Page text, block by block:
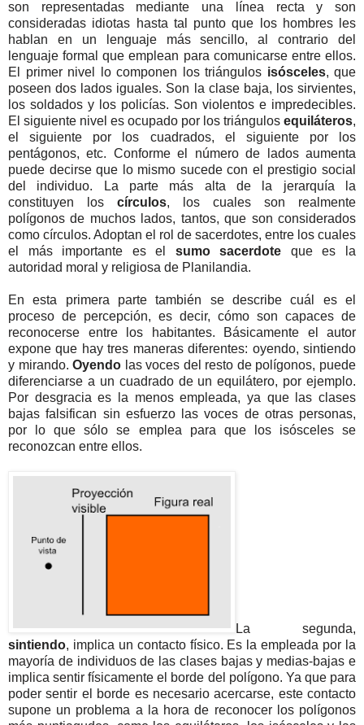
son representadas mediante una línea recta y son
consideradas idiotas hasta tal punto que los hombres les
hablan en un lenguaje más sencillo, al contrario del
lenguaje formal que emplean para comunicarse entre ellos.
El primer nivel lo componen los triángulos isósceles, que
poseen dos lados iguales. Son la clase baja, los sirvientes,
los soldados y los policías. Son violentos e impredecibles.
El siguiente nivel es ocupado por los triángulos equiláteros,
el siguiente por los cuadrados, el siguiente por los
pentágonos, etc. Conforme el número de lados aumenta
puede decirse que lo mismo sucede con el prestigio social
del individuo. La parte más alta de la jerarquía la
constituyen los círculos, los cuales son realmente
polígonos de muchos lados, tantos, que son considerados
como círculos. Adoptan el rol de sacerdotes, entre los cuales
el más importante es el sumo sacerdote que es la
autoridad moral y religiosa de Planilandia.
En esta primera parte también se describe cuál es el
proceso de percepción, es decir, cómo son capaces de
reconocerse entre los habitantes. Básicamente el autor
expone que hay tres maneras diferentes: oyendo, sintiendo
y mirando.Oyendo las voces del resto de polígonos, puede
diferenciarse a un cuadrado de un equilátero, por ejemplo.
Por desgracia es la menos empleada, ya que las clases
bajas falsifican sin esfuerzo las voces de otras personas,
por lo que sólo se emplea para que los isósceles se
reconozcan entre ellos.
La segunda,
sintiendo, implica un contacto físico. Es la empleada por la
mayoría de individuos de las clases bajas y medias-bajas e
implica sentir físicamente el borde del polígono. Ya que para
poder sentir el borde es necesario acercarse, este contacto
supone un problema a la hora de reconocer los polígonos